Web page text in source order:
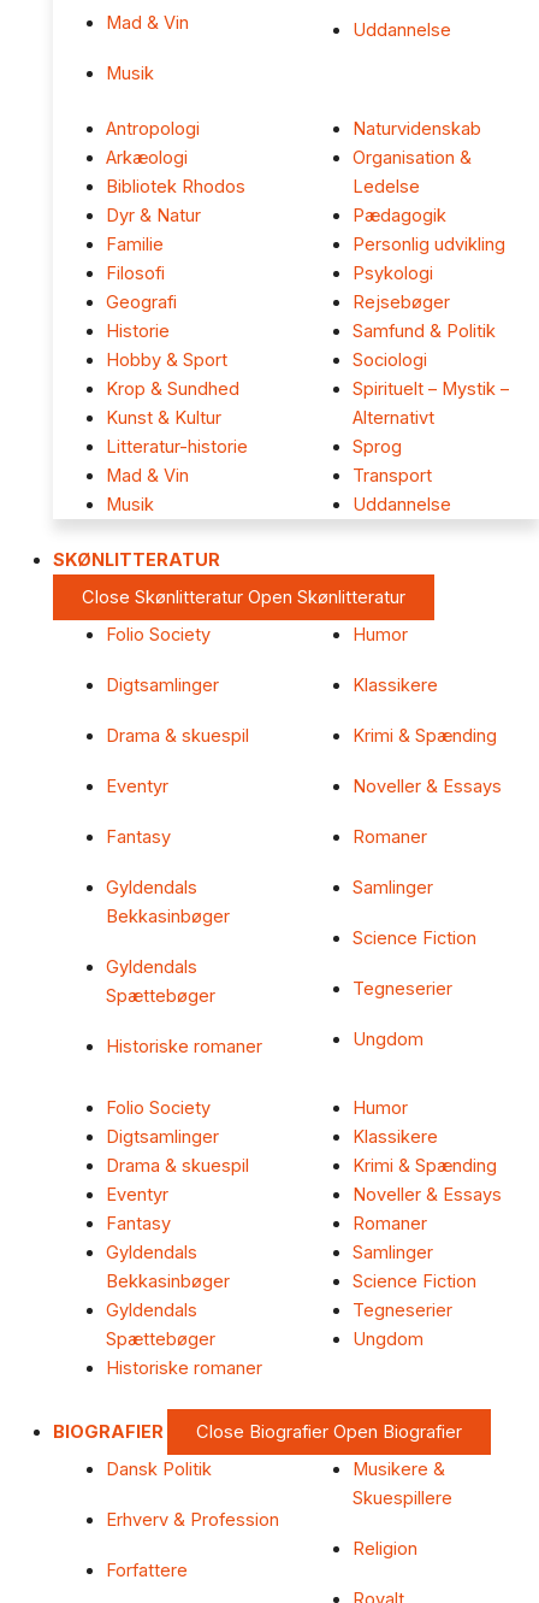
Mad & Vin
Musik
Uddannelse
Antropologi
Arkæologi
Bibliotek Rhodos
Dyr & Natur
Familie
Filosofi
Geografi
Historie
Hobby & Sport
Krop & Sundhed
Kunst & Kultur
Litteratur-historie
Mad & Vin
Musik
Naturvidenskab
Organisation &
Ledelse
Pædagogik
Personlig udvikling
Psykologi
Rejsebøger
Samfund & Politik
Sociologi
Spirituelt – Mystik –
Alternativt
Sprog
Transport
Uddannelse
SKØNLITTERATUR
Close Skønlitteratur Open Skønlitteratur
Folio Society
Digtsamlinger
Drama & skuespil
Eventyr
Fantasy
Gyldendals
Bekkasinbøger
Gyldendals
Spættebøger
Historiske romaner
Humor
Klassikere
Krimi & Spænding
Noveller & Essays
Romaner
Samlinger
Science Fiction
Tegneserier
Ungdom
Folio Society
Digtsamlinger
Drama & skuespil
Eventyr
Fantasy
Gyldendals
Bekkasinbøger
Gyldendals
Spættebøger
Historiske romaner
Humor
Klassikere
Krimi & Spænding
Noveller & Essays
Romaner
Samlinger
Science Fiction
Tegneserier
Ungdom
BIOGRAFIER Close Biografier Open Biografier
Dansk Politik
Erhverv & Profession
Forfattere
Musikere &
Skuespillere
Religion